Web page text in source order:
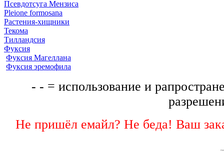
Псевдотсуга Мензиса
Pleione formosana
Растения-хищники
Текома
Тилландсия
Фуксия
Фуксия Магеллана
Фуксия эремофила
- - = использование и
Не пришёл емайл? Не беда! Ваш